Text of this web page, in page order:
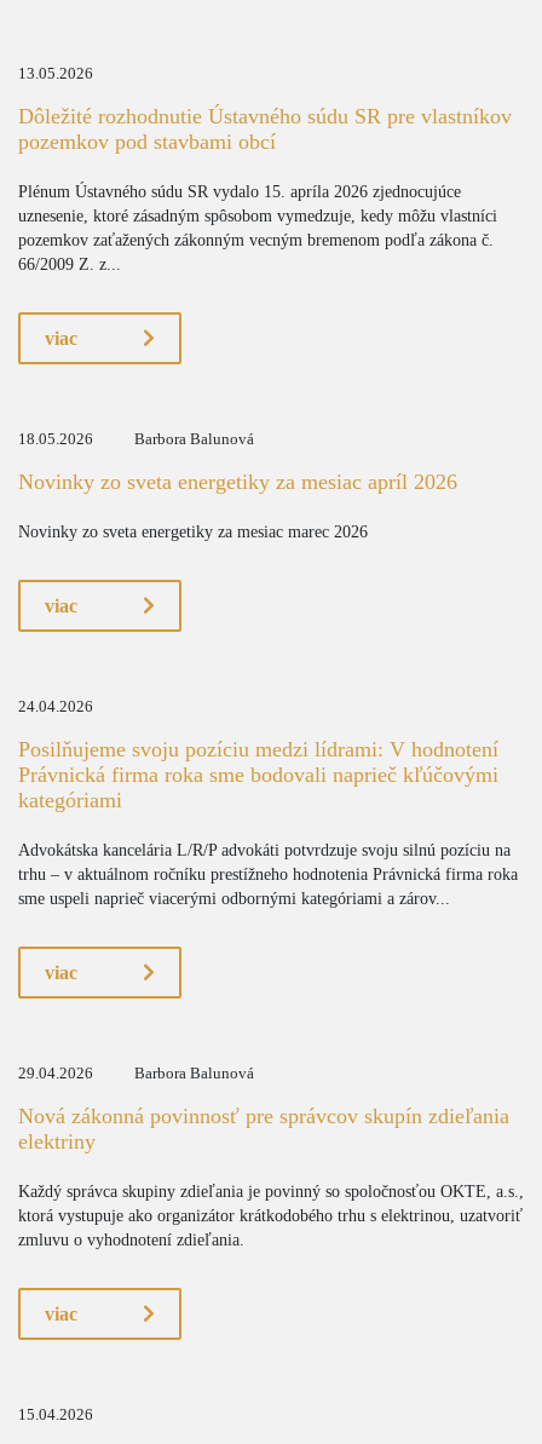
13.05.2026
Dôležité rozhodnutie Ústavného súdu SR pre vlastníkov
pozemkov pod stavbami obcí
Plénum Ústavného súdu SR vydalo 15. apríla 2026 zjednocujúce
uznesenie, ktoré zásadným spôsobom vymedzuje, kedy môžu vlastníci
pozemkov zaťažených zákonným vecným bremenom podľa zákona č.
66/2009 Z. z...
viac
18.05.2026 Barbora Balunová
Novinky zo sveta energetiky za mesiac apríl 2026
Novinky zo sveta energetiky za mesiac marec 2026
viac
24.04.2026
Posilňujeme svoju pozíciu medzi lídrami: V hodnotení
Právnická firma roka sme bodovali naprieč kľúčovými
kategóriami
Advokátska kancelária L/R/P advokáti potvrdzuje svoju silnú pozíciu na
trhu – v aktuálnom ročníku prestížneho hodnotenia Právnická firma roka
sme uspeli naprieč viacerými odbornými kategóriami a zárov...
viac
29.04.2026 Barbora Balunová
Nová zákonná povinnosť pre správcov skupín zdieľania
elektriny
Každý správca skupiny zdieľania je povinný so spoločnosťou OKTE, a.s.,
ktorá vystupuje ako organizátor krátkodobého trhu s elektrinou, uzatvoriť
zmluvu o vyhodnotení zdieľania.
viac
15.04.2026